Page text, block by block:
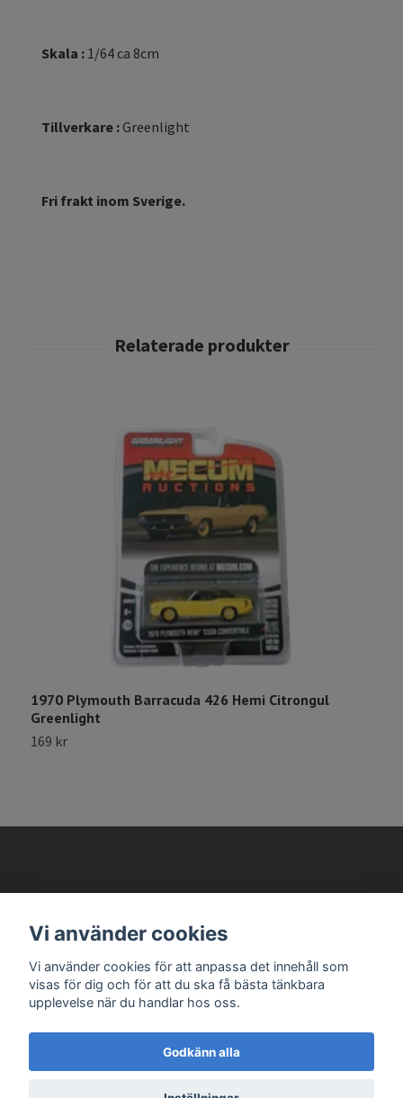
Skala : 1/64 ca 8cm
Tillverkare :Greenlight
Fri frakt inom Sverige.
1970 Plymouth Barracuda 426 Hemi Citrongul
Greenlight
169 kr
Läs mer
© 2026 Avantema Modellbilar
Vi använder cookies
Vi använder cookies för att anpassa det innehåll som
visas för dig och för att du ska få bästa tänkbara
upplevelse när du handlar hos oss.
Godkänn alla